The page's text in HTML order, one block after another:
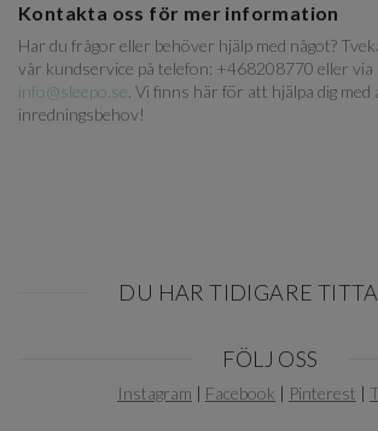
Kontakta oss för mer information
Har du frågor eller behöver hjälp med något?
vår kundservice på telefon: +468208770 eller via
info@sleepo.se . Vi finns här för att hjälpa dig med
inredningsbehov!
DU HAR TIDIGARE
FÖLJ OSS
Instagram | Facebook | Pinterest |